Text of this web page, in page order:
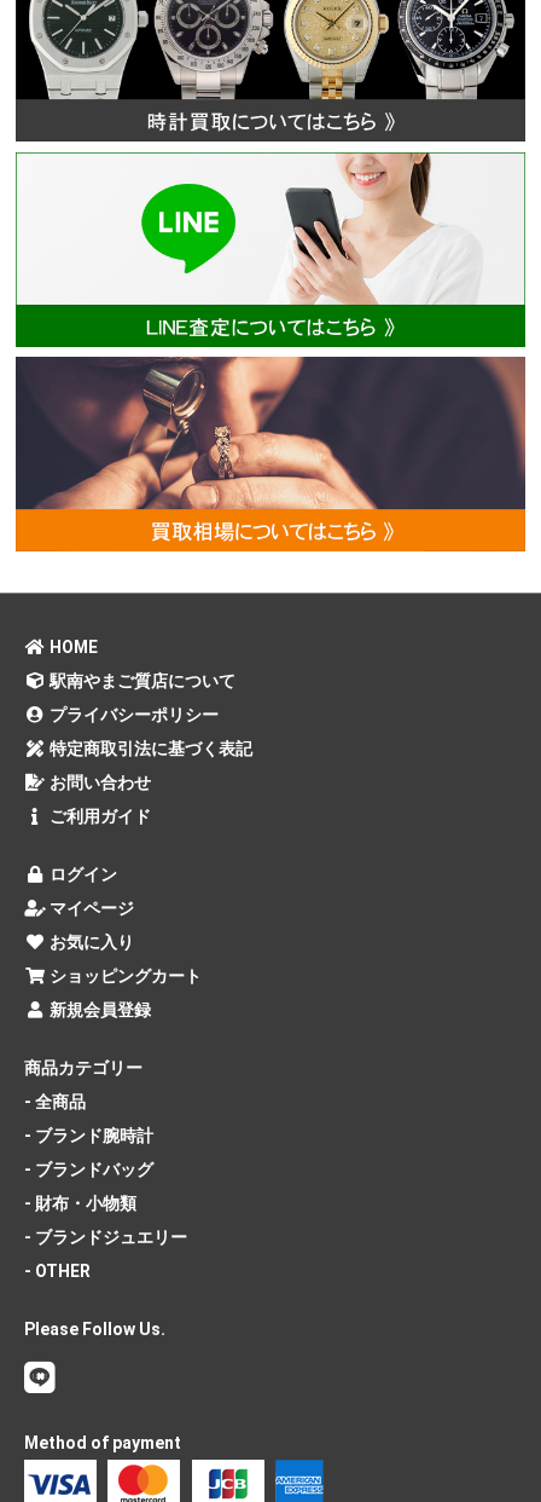
HOME
駅南やまご質店について
プライバシーポリシー
特定商取引法に基づく表記
お問い合わせ
ご利用ガイド
ログイン
マイページ
お気に入り
ショッピングカート
新規会員登録
商品カテゴリー
- 全商品
- ブランド腕時計
- ブランドバッグ
- 財布・小物類
- ブランドジュエリー
- OTHER
Please Follow Us.
Method of payment